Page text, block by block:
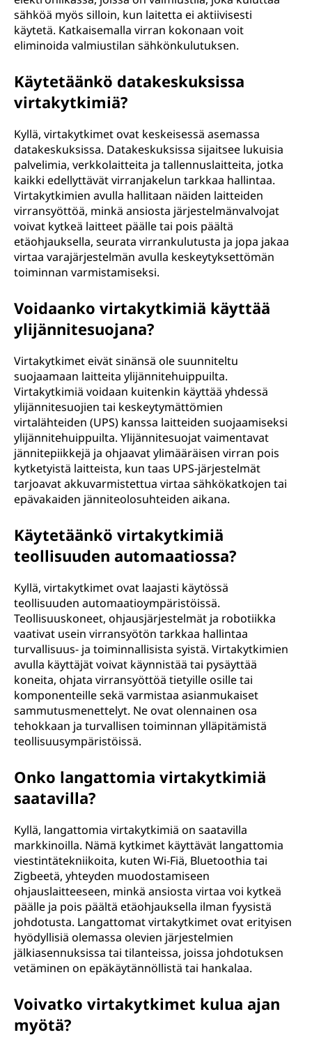
sähköä myös silloin, kun laitetta ei aktiivisesti
käytetä. Katkaisemalla virran kokonaan voit
eliminoida valmiustilan sähkönkulutuksen.
Käytetäänkö datakeskuksissa
virtakytkimiä?
Kyllä, virtakytkimet ovat keskeisessä asemassa
datakeskuksissa. Datakeskuksissa sijaitsee lukuisia
palvelimia, verkkolaitteita ja tallennuslaitteita, jotka
kaikki edellyttävät virranjakelun tarkkaa hallintaa.
Virtakytkimien avulla hallitaan näiden laitteiden
virransyöttöä, minkä ansiosta järjestelmänvalvojat
voivat kytkeä laitteet päälle tai pois päältä
etäohjauksella, seurata virrankulutusta ja jopa jakaa
virtaa varajärjestelmän avulla keskeytyksettömän
toiminnan varmistamiseksi.
Voidaanko virtakytkimiä käyttää
ylijännitesuojana?
Virtakytkimet eivät sinänsä ole suunniteltu
suojaamaan laitteita ylijännitehuippuilta.
Virtakytkimiä voidaan kuitenkin käyttää yhdessä
ylijännitesuojien tai keskeytymättömien
virtalähteiden (UPS) kanssa laitteiden suojaamiseksi
ylijännitehuippuilta. Ylijännitesuojat vaimentavat
jännitepiikkejä ja ohjaavat ylimääräisen virran pois
kytketyistä laitteista, kun taas UPS-järjestelmät
tarjoavat akkuvarmistettua virtaa sähkökatkojen tai
epävakaiden jänniteolosuhteiden aikana.
Käytetäänkö virtakytkimiä
teollisuuden automaatiossa?
Kyllä, virtakytkimet ovat laajasti käytössä
teollisuuden automaatioympäristöissä.
Teollisuuskoneet, ohjausjärjestelmät ja robotiikka
vaativat usein virransyötön tarkkaa hallintaa
turvallisuus- ja toiminnallisista syistä. Virtakytkimien
avulla käyttäjät voivat käynnistää tai pysäyttää
koneita, ohjata virransyöttöä tietyille osille tai
komponenteille sekä varmistaa asianmukaiset
sammutusmenettelyt. Ne ovat olennainen osa
tehokkaan ja turvallisen toiminnan ylläpitämistä
teollisuusympäristöissä.
Onko langattomia virtakytkimiä
saatavilla?
Kyllä, langattomia virtakytkimiä on saatavilla
markkinoilla. Nämä kytkimet käyttävät langattomia
viestintätekniikoita, kuten Wi-Fiä, Bluetoothia tai
Zigbeetä, yhteyden muodostamiseen
ohjauslaitteeseen, minkä ansiosta virtaa voi kytkeä
päälle ja pois päältä etäohjauksella ilman fyysistä
johdotusta. Langattomat virtakytkimet ovat erityisen
hyödyllisiä olemassa olevien järjestelmien
jälkiasennuksissa tai tilanteissa, joissa johdotuksen
vetäminen on epäkäytännöllistä tai hankalaa.
Voivatko virtakytkimet kulua ajan
myötä?